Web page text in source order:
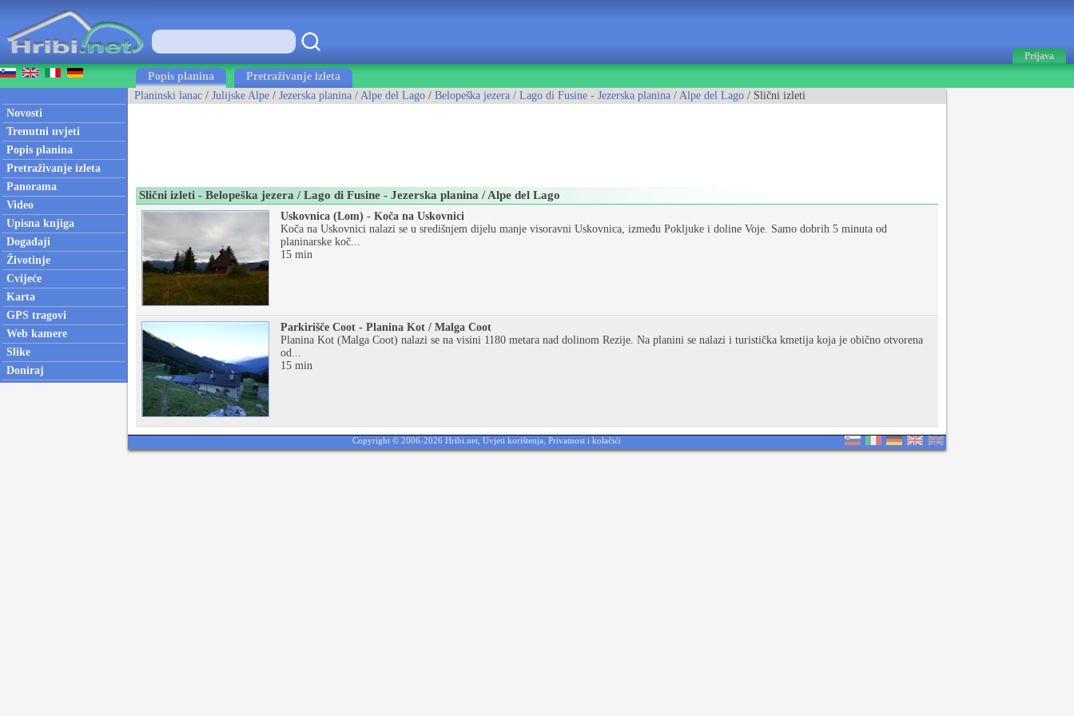
Prijava
Popis planina Pretraživanje izleta
Novosti
Trenutni uvjeti
Popis planina
Pretraživanje izleta
Panorama
Video
Upisna knjiga
Događaji
Životinje
Cvijeće
Karta
GPS tragovi
Web kamere
Slike
Doniraj
Planinski lanac / Julijske Alpe / Jezerska planina / Alpe del Lago / Belopeška jezera / Lago di Fusine - Jezerska planina / Alpe del Lago / Slični izleti
Slični izleti - Belopeška jezera / Lago di Fusine - Jezerska planina / Alpe del Lago
Uskovnica (Lom) - Koča na Uskovnici
Koča na Uskovnici nalazi se u središnjem dijelu manje visoravni Uskovnica, između Pokljuke i doline Voje. Samo dobrih 5 minuta od
planinarske koč...
15 min
Parkirišče Coot - Planina Kot / Malga Coot
Planina Kot (Malga Coot) nalazi se na visini 1180 metara nad dolinom Rezije. Na planini se nalazi i turistička kmetija koja je obično otvorena
od...
15 min
Copyright © 2006-2026 Hribi.net, Uvjeti korištenja Privatnost i kolačići